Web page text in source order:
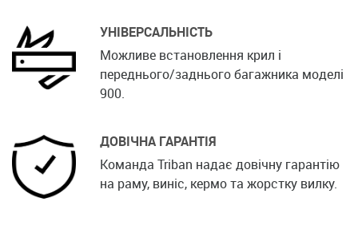
УНІВЕРСАЛЬНІСТЬ
Можливе встановлення крил і
переднього/заднього багажника моделі
900.
ДОВІЧНА ГАРАНТІЯ
Команда Triban надає довічну гарантію
на раму, виніс, кермо та жорстку вилку.